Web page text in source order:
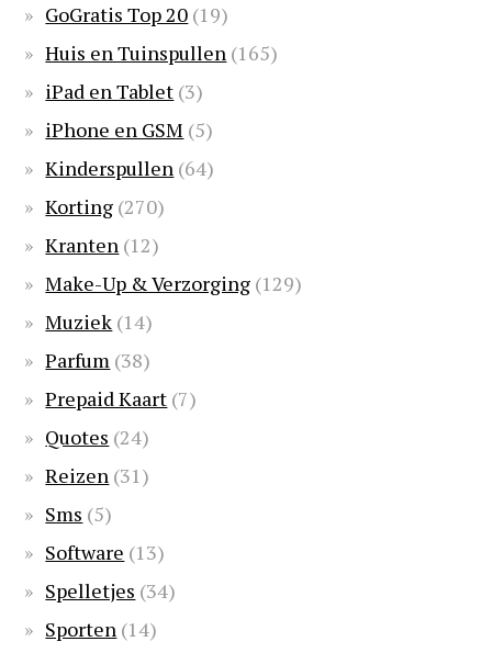
GoGratis Top 20 (19)
Huis en Tuinspullen (165)
iPad en Tablet (3)
iPhone en GSM (5)
Kinderspullen (64)
Korting (270)
Kranten (12)
Make-Up & Verzorging (129)
Muziek (14)
Parfum (38)
Prepaid Kaart (7)
Quotes (24)
Reizen (31)
Sms (5)
Software (13)
Spelletjes (34)
Sporten (14)